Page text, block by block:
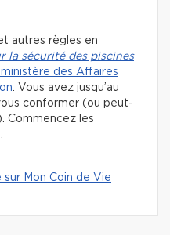
autres règles en
la sécurité des piscines
des Affaires
. Vous avez jusqu’au
conformer (ou peut-
Commencez les
Mon Coin de Vie